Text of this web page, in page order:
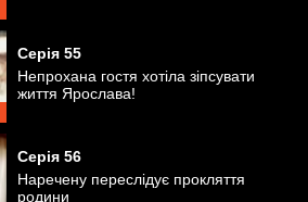
Серія 55
Непрохана гостя хотіла зіпсувати
життя Ярослава!
Серія 56
Наречену переслідує прокляття
родини